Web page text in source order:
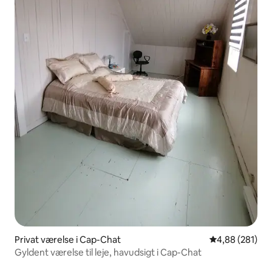
Privat værelse i Cap-Chat 4,88 ud af 5 i
4,88 (281)
Gyldent værelse til leje, havudsigt i Cap-Chat